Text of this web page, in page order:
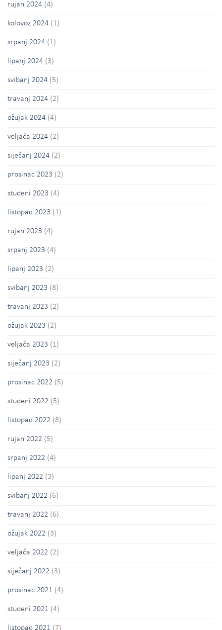
rujan 2024 (4)
kolovoz 2024 (1)
srpanj 2024 (1)
lipanj 2024 (3)
svibanj 2024 (5)
travanj 2024 (2)
ožujak 2024 (4)
veljača 2024 (2)
siječanj 2024 (2)
prosinac 2023 (2)
studeni 2023 (4)
listopad 2023 (1)
rujan 2023 (4)
srpanj 2023 (4)
lipanj 2023 (2)
svibanj 2023 (8)
travanj 2023 (2)
ožujak 2023 (2)
veljača 2023 (1)
siječanj 2023 (2)
prosinac 2022 (5)
studeni 2022 (5)
listopad 2022 (8)
rujan 2022 (5)
srpanj 2022 (4)
lipanj 2022 (3)
svibanj 2022 (6)
travanj 2022 (6)
ožujak 2022 (3)
veljača 2022 (2)
siječanj 2022 (3)
prosinac 2021 (4)
studeni 2021 (4)
listopad 2021 (7)